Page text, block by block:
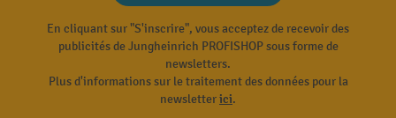
En cliquant sur "S'inscrire", vous acceptez de recevoir des
publicités de Jungheinrich PROFISHOP sous forme de
newsletters.
Plus d'informations sur le traitement des données pour la
newsletterici.